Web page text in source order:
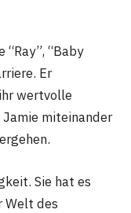
“Baby
Er
wertvolle
Jamie miteinander
​.
Sie hat es
Welt des